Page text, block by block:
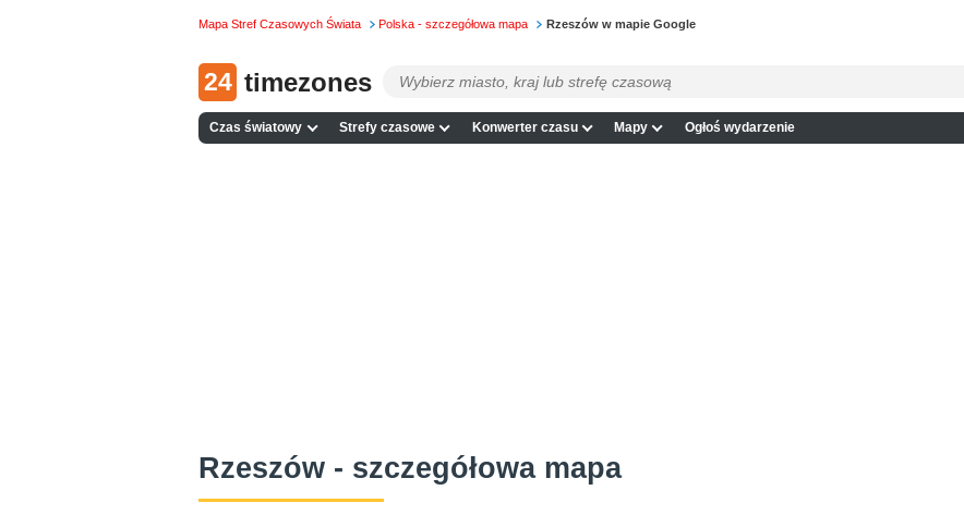
Mapa Stref Czasowych Świata Polska - szczegółowa mapa Rzeszów w mapie Google
24 timezones
Czas światowy Strefy czasowe Konwerter czasu Mapy Ogłoś wydarzenie
Rzeszów - szczegółowa mapa